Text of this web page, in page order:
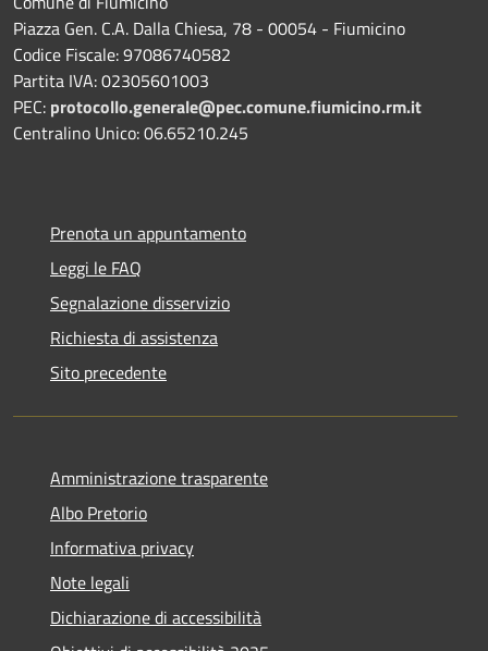
Piazza Gen. C.A. Dalla Chiesa, 78 - 00054 - Fiumicino
Codice Fiscale: 97086740582
Partita IVA: 02305601003
PEC: protocollo.generale@pec.comune.fiumicino.rm.it
Centralino Unico: 06.65210.245
Prenota un appuntamento
Leggi le FAQ
Segnalazione disservizio
Richiesta di assistenza
Sito precedente
Amministrazione trasparente
Albo Pretorio
Informativa privacy
Note legali
Dichiarazione di accessibilità